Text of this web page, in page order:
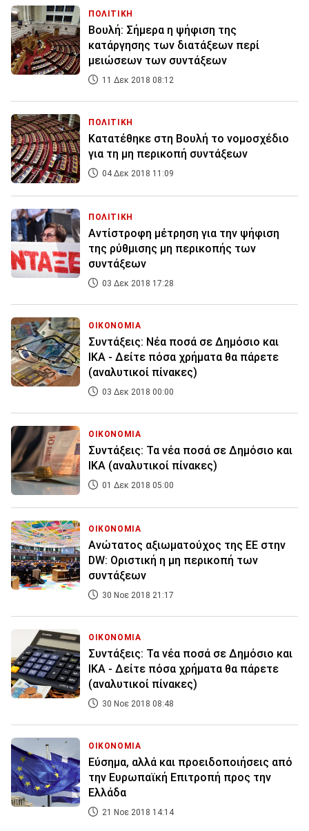
ΠΟΛΙΤΙΚΗ
Βουλή: Σήμερα η ψήφιση της
κατάργησης των διατάξεων περί
μειώσεων των συντάξεων
11 Δεκ 2018 08:12
ΠΟΛΙΤΙΚΗ
Κατατέθηκε στη Βουλή το νομοσχέδιο
για τη μη περικοπή συντάξεων
04 Δεκ 2018 11:09
ΠΟΛΙΤΙΚΗ
Αντίστροφη μέτρηση για την ψήφιση
της ρύθμισης μη περικοπής των
συντάξεων
03 Δεκ 2018 17:28
ΟΙΚΟΝΟΜΙΑ
Συντάξεις: Νέα ποσά σε Δημόσιο και
ΙΚΑ - Δείτε πόσα χρήματα θα πάρετε
(αναλυτικοί πίνακες)
03 Δεκ 2018 00:00
ΟΙΚΟΝΟΜΙΑ
Συντάξεις: Τα νέα ποσά σε Δημόσιο και
ΙΚΑ (αναλυτικοί πίνακες)
01 Δεκ 2018 05:00
ΟΙΚΟΝΟΜΙΑ
Ανώτατος αξιωματούχος της ΕΕ στην
DW: Οριστική η μη περικοπή των
συντάξεων
30 Νοε 2018 21:17
ΟΙΚΟΝΟΜΙΑ
Συντάξεις: Τα νέα ποσά σε Δημόσιο και
ΙΚΑ - Δείτε πόσα χρήματα θα πάρετε
(αναλυτικοί πίνακες)
30 Νοε 2018 08:48
ΟΙΚΟΝΟΜΙΑ
Εύσημα, αλλά και προειδοποιήσεις από
την Ευρωπαϊκή Επιτροπή προς την
Ελλάδα
21 Νοε 2018 14:14